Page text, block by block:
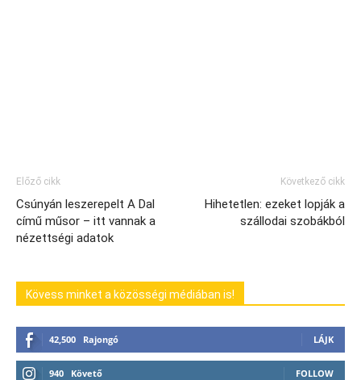
Előző cikk
Csúnyán leszerepelt A Dal
című műsor – itt vannak a
nézettségi adatok
Következő cikk
Hihetetlen: ezeket lopják a
szállodai szobákból
Kövess minket a közösségi médiában is!
42,500 Rajongó LÁJK
940 Követő FOLLOW